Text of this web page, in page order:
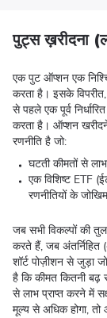
पुट्स ख़रीदना
एक पुट ऑप्शन एक
करता है। इसके
से पहले एक पूर्व
करता है। ऑप्शन
रणनीति है जो:
घटती कीमतों से
एक विशिष्ट ETF
रणनीतियों के
जब सभी विकल्पों की
करते हैं, जब अंतर्निहित
शॉर्ट पोज़ीशन से जुड़ा
है कि कीमत कितनी बढ़
से लाभ प्राप्त करने में
मूल्य से अधिक होगा,